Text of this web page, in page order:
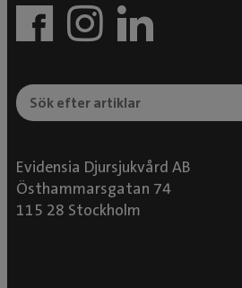
Evidensia Djursjukvård AB
Östhammarsgatan 74
115 28 Stockholm